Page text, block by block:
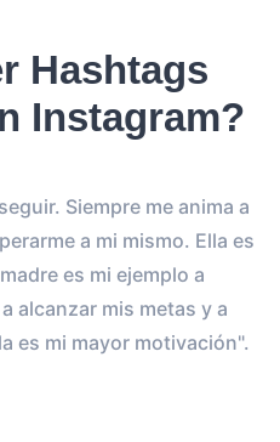
Hashtags
Instagram?
Siempre me anima a
a mi mismo. Ella es
es mi ejemplo a
alcanzar mis metas y a
es mi mayor motivación".